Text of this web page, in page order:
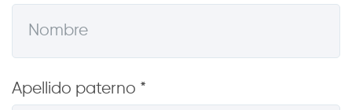
Apellido paterno *